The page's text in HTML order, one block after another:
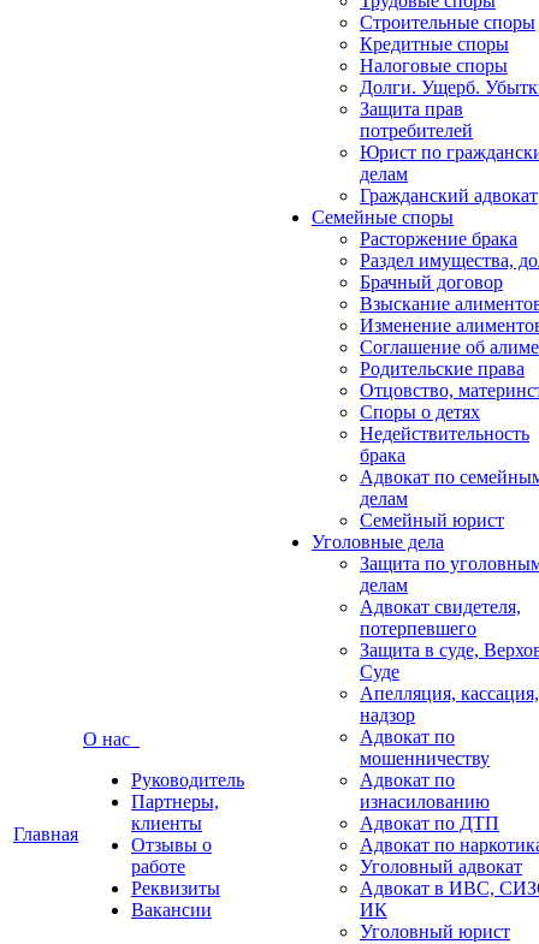
Главная
О нас
Руководитель
Партнеры,
клиенты
Отзывы о
работе
Реквизиты
Вакансии
Строительные споры
Кредитные споры
Налоговые споры
Долги. Ущерб.
Защита прав
потребителей
Юрист по
делам
Гражданский адвокат
Семейные споры
Расторжение брака
Раздел имущества,
Брачный договор
Взыскание
Изменение
Соглашение об
Родительские права
Отцовство,
Споры о детях
Недействительность
брака
Адвокат по
делам
Семейный юрист
Уголовные дела
Защита по
делам
Адвокат свидетеля,
потерпевшего
Защита в суде,
Суде
Апелляция, кассация,
надзор
Адвокат по
мошенничеству
Адвокат по
изнасилованию
Адвокат по ДТП
Адвокат по
Уголовный адвокат
Адвокат в ИВС,
ИК
Уголовный юрист